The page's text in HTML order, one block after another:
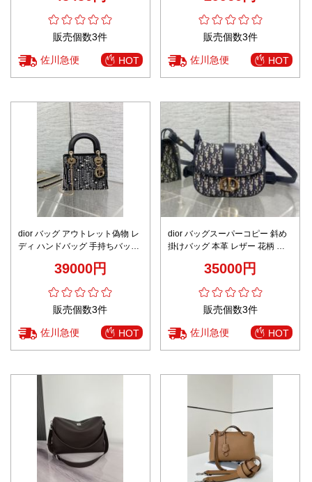
販売個数3件
佐川急便 HOT
販売個数3件
佐川急便 HOT
dior バッグ アウトレット偽物 レ
ディ ハンドバッグ 手持ちバッグ
39000円
販売個数3件
佐川急便 HOT
dior バッグスーパーコピー 斜め
掛けバッグ 本革 レザー 花柄 シ
35000円
販売個数3件
佐川急便 HOT